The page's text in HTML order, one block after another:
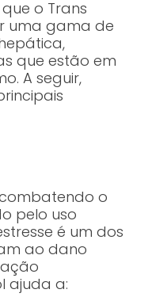
o Trans
uma gama de
que estão em
A seguir,
o
pelo uso
é um dos
ao dano
ajuda a: